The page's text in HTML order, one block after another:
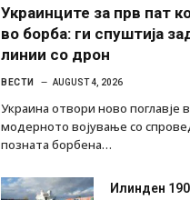
Украинците за прв пат
во борба: ги спуштија
линии со дрон
AUGUST 4, 2026
Украина отвори ново поглавје
модерното војување со
позната борбена…
Илинден